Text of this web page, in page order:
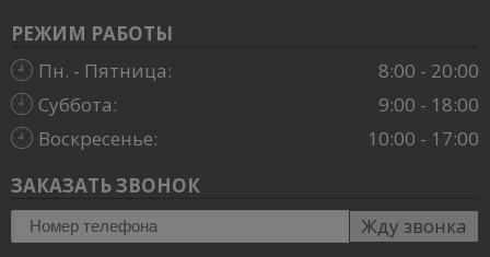
РЕЖИМ РАБОТЫ
Пн. - Пятница:
8:00 - 20:00
Суббота:
9:00 - 18:00
Воскресенье:
10:00 - 17:00
ЗАКАЗАТЬ ЗВОНОК
Жду звонка